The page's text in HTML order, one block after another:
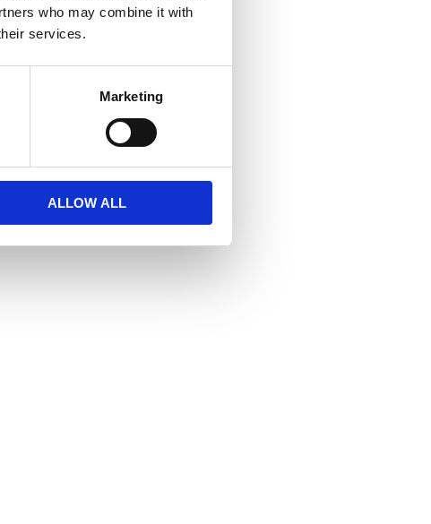
who may combine it with
services.
Marketing
ALLOW ALL